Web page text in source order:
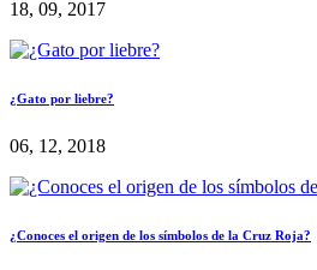
18, 09, 2017
¿Gato por liebre?
06, 12, 2018
¿Conoces el origen de los símbolos de la Cruz Roja?